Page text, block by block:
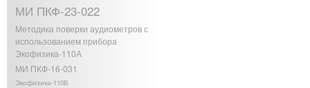
МИ ПКФ-23-022
Методика поверки аудиометров с
использованием прибора
Экофизика-110А
МИ ПКФ-16-031
Экофизика-110В